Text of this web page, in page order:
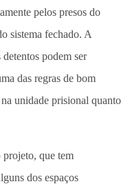
pelos presos do
sistema fechado. A
podem ser
das regras de bom
unidade prisional quanto
que tem
dos espaços